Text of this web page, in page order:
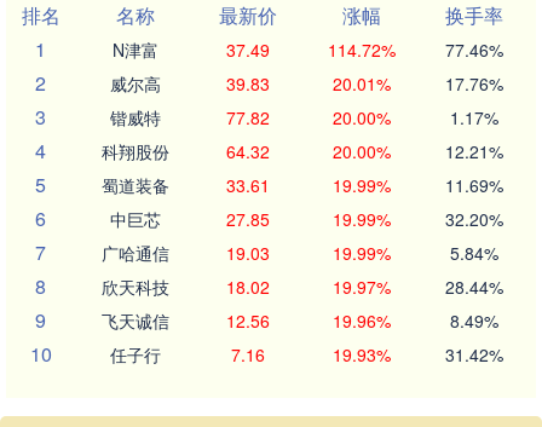
排名
名称 最新价 涨幅
换手率
1
N津富 37.49 114.72% 77.46%
2 威尔高 39.83 20.01% 17.76%
3 锴威特 77.82 20.00% 1.17%
4 科翔股份 64.32 20.00% 12.21%
5 蜀道装备 33.61 19.99% 11.69%
6 中巨芯 27.85 19.99% 32.20%
7 广哈通信 19.03 19.99% 5.84%
8 欣天科技 18.02 19.97% 28.44%
9 飞天诚信 12.56 19.96% 8.49%
10 任子行 7.16 19.93% 31.42%